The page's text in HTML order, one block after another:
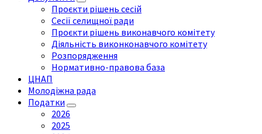
Проєкти рішень сесій
Сесії селищної ради
Проєкти рішень виконавчого комітету
Діяльність виконконавчого комітету
Розпорядження
Нормативно-правова база
ЦНАП
Молодіжна рада
Податки
2026
2025